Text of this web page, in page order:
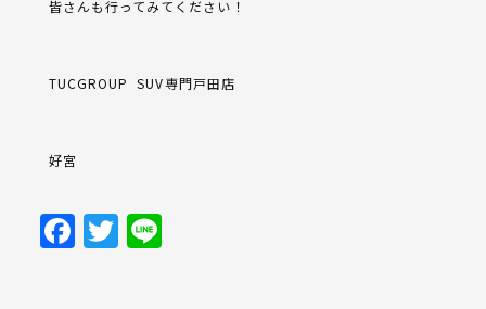
皆さんも行ってみてください！
TUCGROUP SUV専門戸田店
好宮
Facebook
Twitter